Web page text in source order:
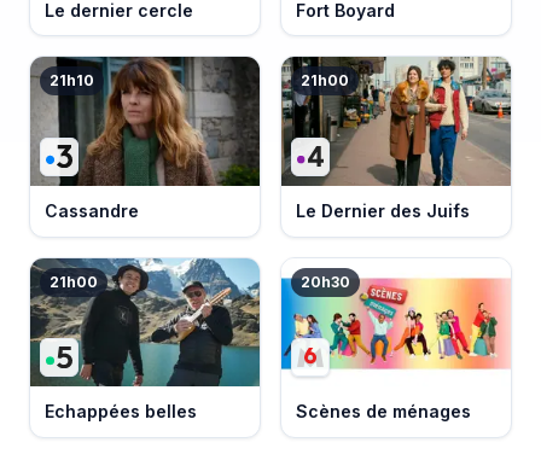
Le dernier cercle Fort Boyard
21h10
Cassandre
21h00
Le Dernier des Juifs
21h00
Echappées belles
20h30
Scènes de ménages